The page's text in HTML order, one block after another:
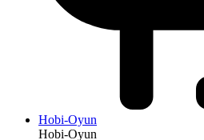
Hobi-Oyun
Hobi-Oyun